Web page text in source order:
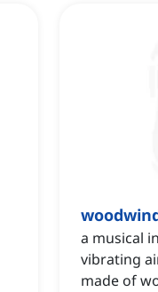
a musical
vibrating
made of